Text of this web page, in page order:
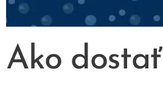
Ako dostať